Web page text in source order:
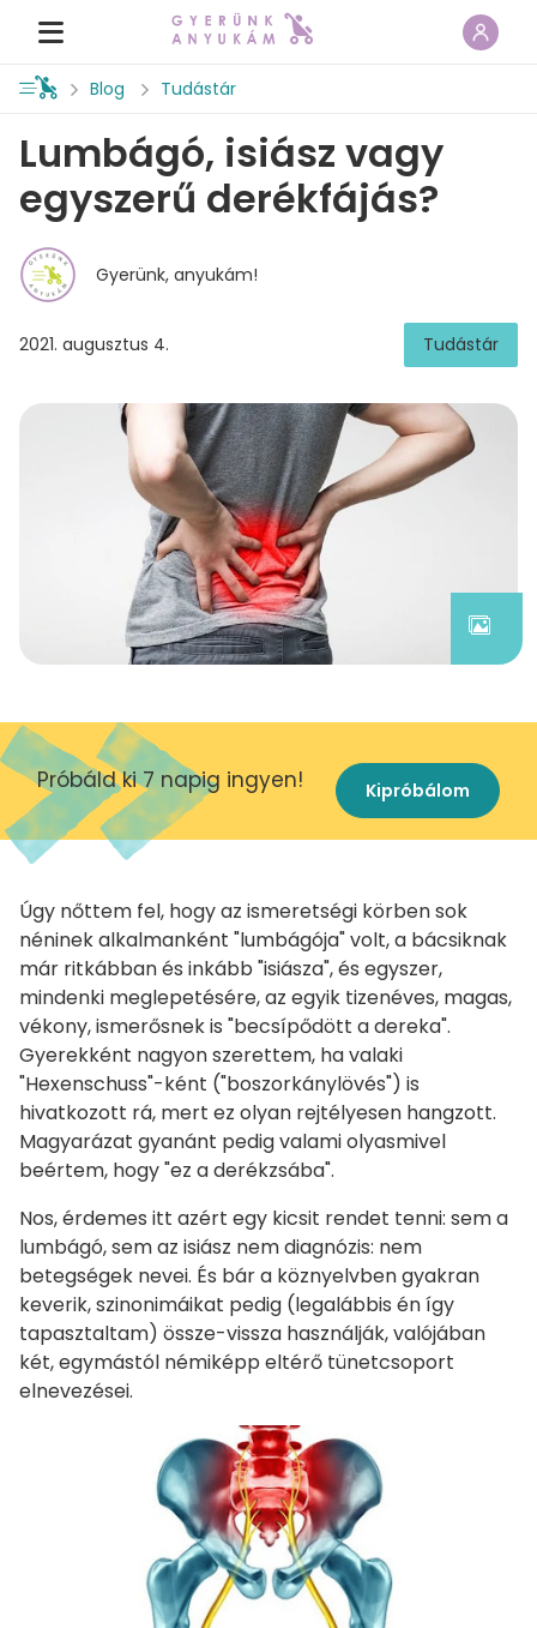
Blog Tudástár
Lumbágó, isiász vagy
egyszerű derékfájás?
Gyerünk, anyukám!
2021. augusztus 4. Tudástár
Próbáld ki 7 napig ingyen! Kipróbálom
Úgy nőttem fel, hogy az ismeretségi körben sok
néninek alkalmanként "lumbágója" volt, a bácsiknak
már ritkábban és inkább "isiásza", és egyszer,
mindenki meglepetésére, az egyik tizenéves, magas,
vékony, ismerősnek is "becsípődött a dereka".
Gyerekként nagyon szerettem, ha valaki
"Hexenschuss"-ként ("boszorkánylövés") is
hivatkozott rá, mert ez olyan rejtélyesen hangzott.
Magyarázat gyanánt pedig valami olyasmivel
beértem, hogy "ez a derékzsába".
Nos, érdemes itt azért egy kicsit rendet tenni: sem a
lumbágó, sem az isiász nem diagnózis: nem
betegségek nevei. És bár a köznyelvben gyakran
keverik, szinonimáikat pedig (legalábbis én így
tapasztaltam) össze-vissza használják, valójában
két, egymástól némiképp eltérő tünetcsoport
elnevezései.